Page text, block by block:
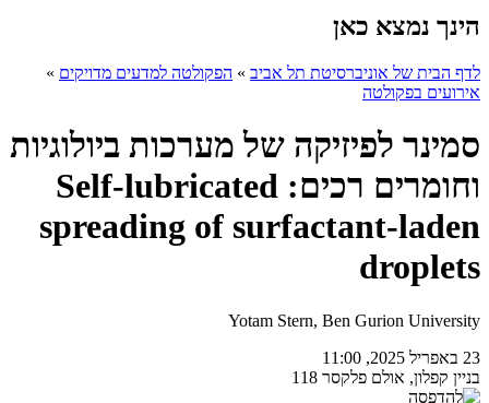
הינך נמצא כאן
לדף הבית של אוניברסיטת תל אביב » הפקולטה למדעים מדויקים »
אירועים בפקולטה
סמינר לפיזיקה של מערכות ביולוגיות
וחומרים רכים: Self-lubricated
spreading of surfactant-laden
droplets
Yotam Stern, Ben Gurion University
23 באפריל 2025, 11:00
בניין קפלון, אולם פלקסר 118